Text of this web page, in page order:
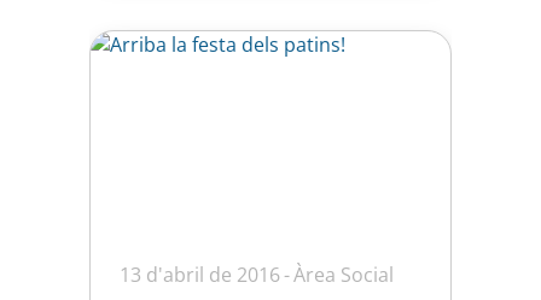
13 d'abril de 2016 Àrea Social